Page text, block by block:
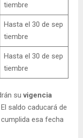
tiembre
Hasta el 30 de sep
tiembre
Hasta el 30 de sep
tiembre
suvigencia
El saldo caducará de
esa fecha